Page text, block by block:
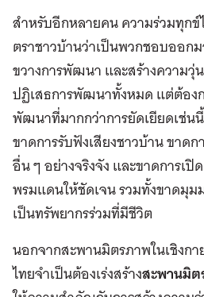
สำหรับอีกหลายคน ความร่วมทุกข์
ตราชาวบ้านว่าเป็นพวกชอบออก
ขวางการพัฒนา และสร้างความวุ่
ปฏิเสธการพัฒนาทั้งหมด แต่ต้องก
พัฒนาที่มากกว่าการยัดเยียดเช่น
ขาดการรับฟังเสียงชาวบ้าน ขาด
อื่น ๆ อย่างจริงจัง และขาดการเ
พรมแดนให้ชัดเจน รวมทั้งขาดมุม
เป็นทรัพยากรร่วมที่มีชีวิต
นอกจากสะพานมิตรภาพในเชิงก
ไทยจำเป็นต้องเร่งสร้างสะพานมิ